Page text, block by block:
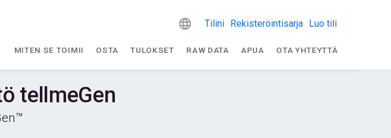
Tilini Rekisteröintisarja Luo tili
MITEN SE TOIMII OSTA TULOKSET RAW DATA APUA OTA YHTEYTTÄ
tellmeGen